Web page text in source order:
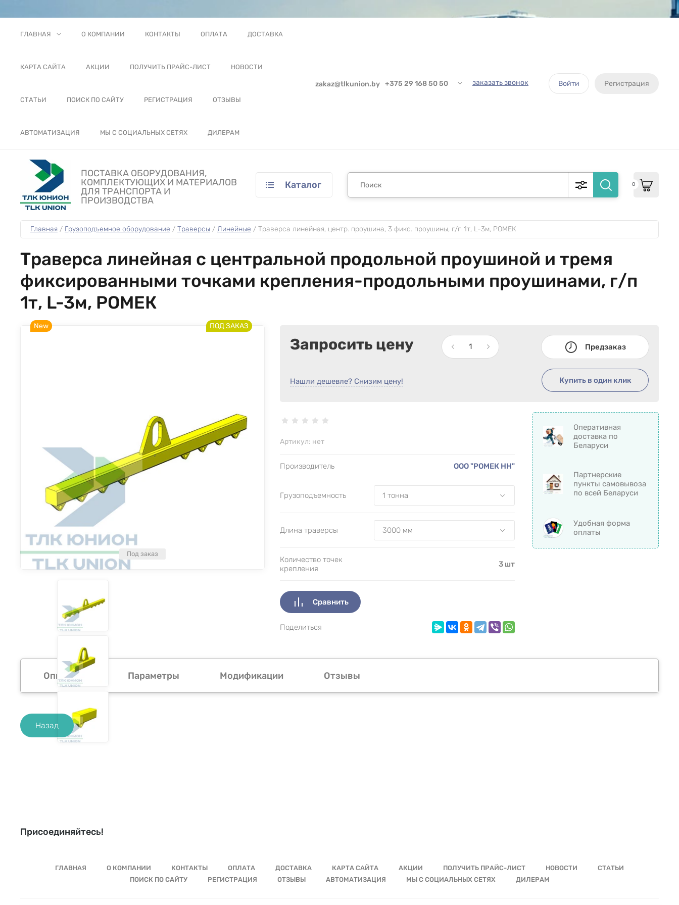
ГЛАВНАЯ О КОМПАНИИ КОНТАКТЫ ОПЛАТА ДОСТАВКА
КАРТА САЙТА АКЦИИ ПОЛУЧИТЬ ПРАЙС-ЛИСТ НОВОСТИ
СТАТЬИ ПОИСК ПО САЙТУ РЕГИСТРАЦИЯ ОТЗЫВЫ
АВТОМАТИЗАЦИЯ МЫ С СОЦИАЛЬНЫХ СЕТЯХ ДИЛЕРАМ
zakaz@tlkunion.by +375 29 168 50 50 заказать звонок Войти Регистрация
ПОСТАВКА ОБОРУДОВАНИЯ,
КОМПЛЕКТУЮЩИХ И МАТЕРИАЛОВ
ДЛЯ ТРАНСПОРТА И
ПРОИЗВОДСТВА
Каталог 0
Главная / Грузоподъемное оборудование / Траверсы / Линейные / Траверса линейная, центр. проушина, 3 фикс. проушины, г/п 1т, L-3м, РОМЕК
Траверса линейная с центральной продольной проушиной и тремя
фиксированными точками крепления-продольными проушинами, г/п
1т, L-3м, РОМЕК
Под заказ
New ПОД ЗАКАЗ
Запросить цену Предзаказ
Купить в один клик
Нашли дешевле? Снизим цену!
Артикул: нет
Производитель ООО "РОМЕК НН"
Грузоподъемность
Длина траверсы
Количество точек
крепления
3 шт
Сравнить
Поделиться
Оперативная
доставка по
Беларуси
Партнерские
пункты самовывоза
по всей Беларуси
Удобная форма
оплаты
Описание Параметры Модификации Отзывы
Назад
Присоединяйтесь!
ГЛАВНАЯ О КОМПАНИИ КОНТАКТЫ ОПЛАТА ДОСТАВКА КАРТА САЙТА АКЦИИ ПОЛУЧИТЬ ПРАЙС-ЛИСТ НОВОСТИ
СТАТЬИ
ПОИСК ПО САЙТУ
РЕГИСТРАЦИЯ ОТЗЫВЫ АВТОМАТИЗАЦИЯ МЫ С СОЦИАЛЬНЫХ СЕТЯХ ДИЛЕРАМ